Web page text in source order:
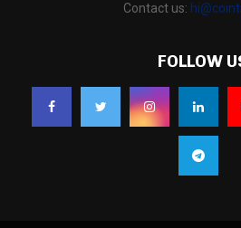
Contact us:
FOLLOW